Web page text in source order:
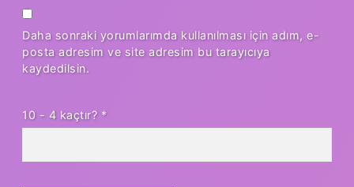
Daha sonraki yorumlarımda kullanılması için adım, e-
posta adresim ve site adresim bu tarayıcıya
kaydedilsin.
10 - 4 kaçtır? *